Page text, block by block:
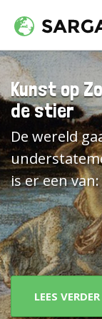
Kunst op
de stier
De wereld
is er een van:
een geliefd
Wikipedia
platform zo
verhaalt van
LEES VERDER